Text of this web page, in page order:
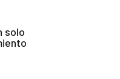
solo